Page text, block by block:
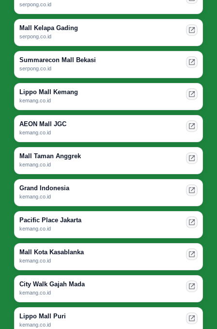
serpong.co.id
Mall Kelapa Gading
serpong.co.id
Summarecon Mall Bekasi
serpong.co.id
Lippo Mall Kemang
kemang.co.id
AEON Mall JGC
kemang.co.id
Mall Taman Anggrek
kemang.co.id
Grand Indonesia
kemang.co.id
Pacific Place Jakarta
kemang.co.id
Mall Kota Kasablanka
kemang.co.id
City Walk Gajah Mada
kemang.co.id
Lippo Mall Puri
kemang.co.id